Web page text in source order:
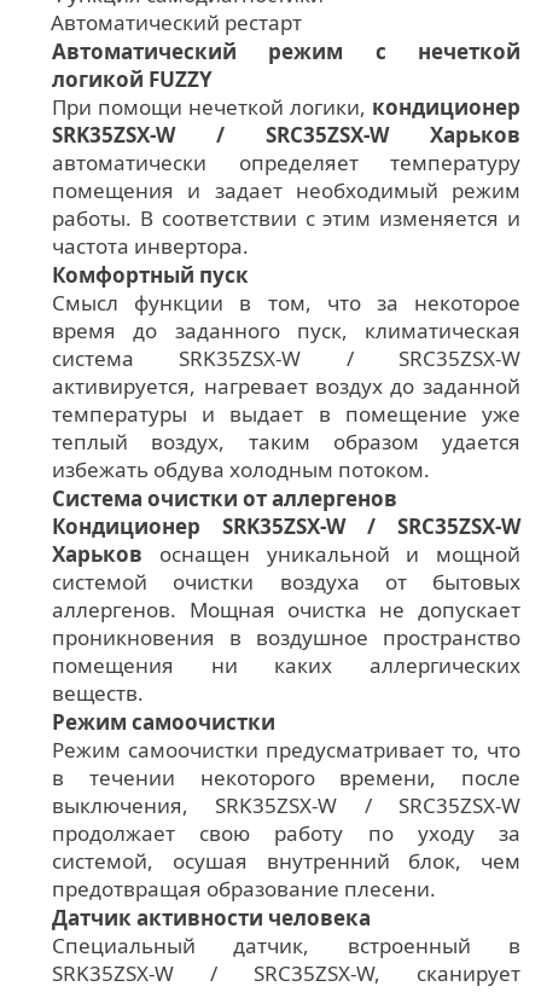
Автоматический рестарт
Автоматический режим с нечеткой
логикой FUZZY
При помощи нечеткой логики, кондиционер
SRK35ZSX-W / SRC35ZSX-W Харьков
автоматически определяет температуру
помещения и задает необходимый режим
работы. В соответствии с этим изменяется и
частота инвертора.
Комфортный пуск
Смысл функции в том, что за некоторое
время до заданного пуск, климатическая
система SRK35ZSX-W / SRC35ZSX-W
активируется, нагревает воздух до заданной
температуры и выдает в помещение уже
теплый воздух, таким образом удается
избежать обдува холодным потоком.
Система очистки от аллергенов
Кондиционер SRK35ZSX-W / SRC35ZSX-W
Харьков оснащен уникальной и мощной
системой очистки воздуха от бытовых
аллергенов. Мощная очистка не допускает
проникновения в воздушное пространство
помещения ни каких аллергических
веществ.
Режим самоочистки
Режим самоочистки предусматривает то, что
в течении некоторого времени, после
выключения, SRK35ZSX-W / SRC35ZSX-W
продолжает свою работу по уходу за
системой, осушая внутренний блок, чем
предотвращая образование плесени.
Датчик активности человека
Специальный датчик, встроенный в
SRK35ZSX-W / SRC35ZSX-W, сканирует